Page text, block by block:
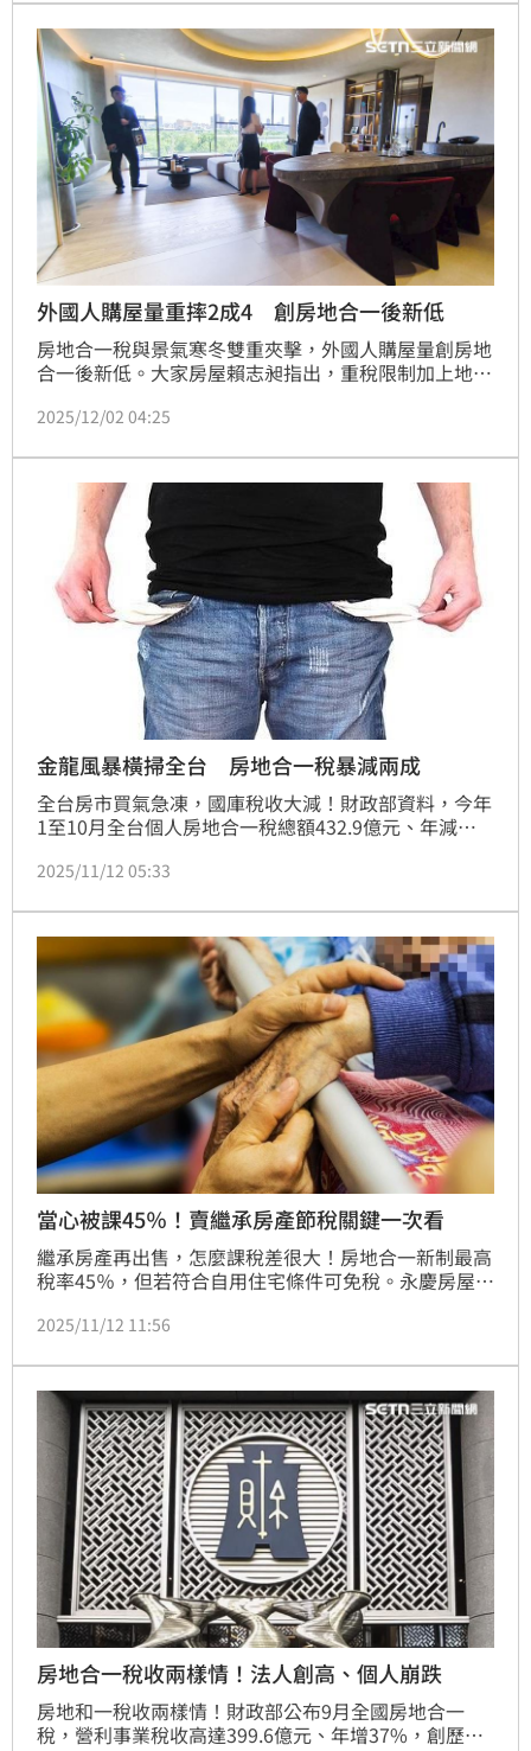
外國人購屋量重摔2成4 創房地合一後新低
房地合一稅與景氣寒冬雙重夾擊，外國人購屋量創房地
合一後新低。大家房屋賴志昶指出，重稅限制加上地緣
2025/12/02 04:25
金龍風暴橫掃全台 房地合一稅暴減兩成
全台房市買氣急凍，國庫稅收大減！財政部資料，今年
1至10月全台個人房地合一稅總額432.9億元、年減
不動產企劃研究室執行總監徐佳馨表示，政府打炒房手
時代，房屋交易稅收自然減少，屬正常現象。（陳韋
帆）
2025/11/12 05:33
當心被課45％！賣繼承房產節稅關鍵一次看
繼承房產再出售，怎麼課稅差很大！房地合一新制最高
稅率45％，但若符合自用住宅條件可免稅。永慶房屋契
產交易所得稅與房地合一稅三大稅務，才能避開高額稅
2025/11/12 11:56
房地合一稅收兩樣情！法人創高、個人崩跌
房地和一稅收兩樣情！財政部公布9月全國房地合一
稅，營利事業稅收高達399.6億元、年增37%，創歷年